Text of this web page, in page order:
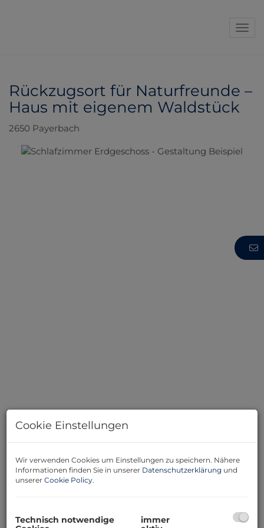
Rückzugsort für Naturfreunde –
Haus mit eigenem Waldstück
2650 Payerbach
Beschreibung
Ebenen stehen großzügige Wohnflächen zur
Cookie Einstellungen
Wir verwenden Cookies um Einstellungen zu speichern. Nähere
Informationen finden Sie in unserer Datenschutzerklärung und
unserer Cookie Policy.
Technisch notwendige
immer